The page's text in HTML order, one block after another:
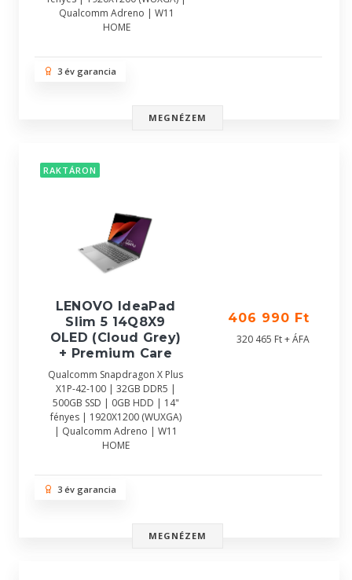
Qualcomm Adreno | W11
HOME
3 év garancia
MEGNÉZEM
RAKTÁRON
LENOVO IdeaPad
Slim 5 14Q8X9
OLED (Cloud Grey)
+ Premium Care
Qualcomm Snapdragon X Plus
X1P-42-100 | 32GB DDR5 |
500GB SSD | 0GB HDD | 14"
fényes | 1920X1200 (WUXGA)
| Qualcomm Adreno | W11
HOME
406 990 Ft
320 465 Ft + ÁFA
3 év garancia
MEGNÉZEM